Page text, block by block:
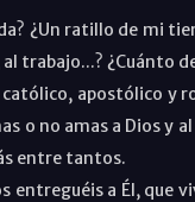
¿Un ratillo de mi
trabajo...? ¿Cuánto
apostólico y
o no amas a Dios
entre tantos.
a Él, que